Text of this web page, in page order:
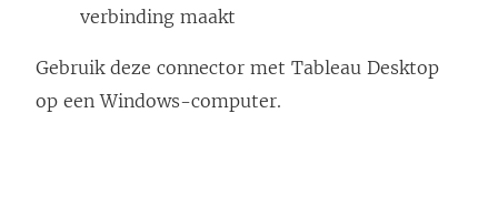
verbinding maakt
Gebruik deze connector met Tableau Desktop
op een Windows-computer.